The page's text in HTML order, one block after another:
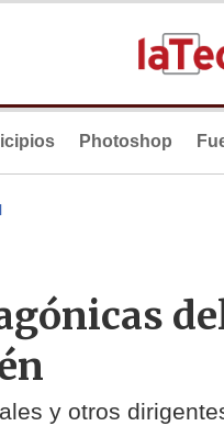
Photoshop
y otros